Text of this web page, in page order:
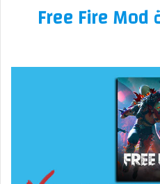
مميزات أخرى لأداة Free Fire Mod